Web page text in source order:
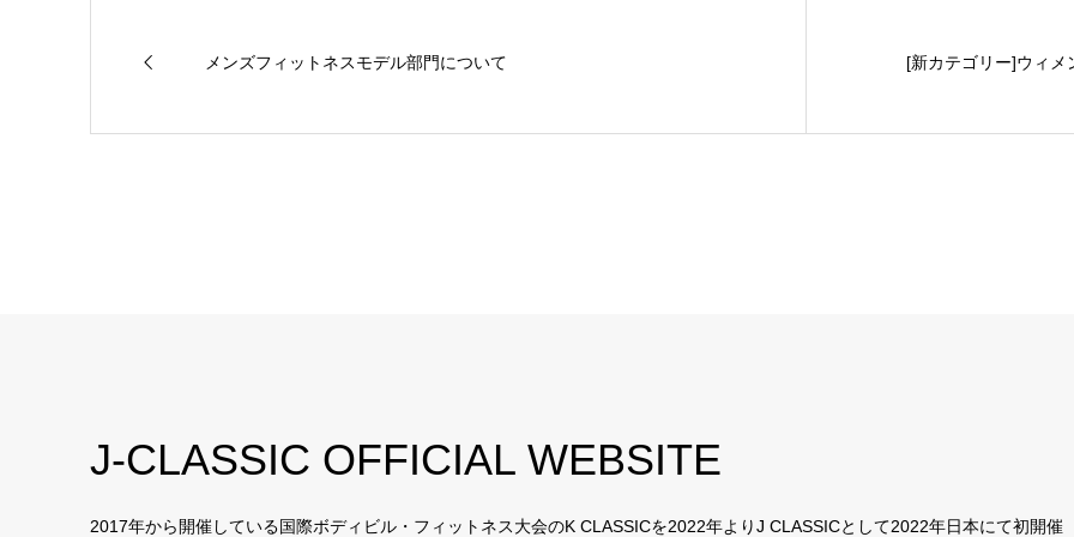
メンズフィットネスモデル部門について [新カテゴリー]ウィメ
J-CLASSIC OFFICIAL WEBSITE
2017年から開催している国際ボディビル・フィットネス大会のK CLASSICを2022年よりJ CLASSICとして2022年日本にて初開催